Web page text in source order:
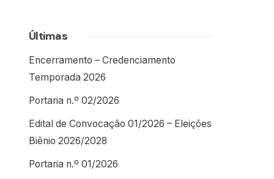
Últimas
Encerramento – Credenciamento
Temporada 2026
Portaria n.º 02/2026
Edital de Convocação 01/2026 – Eleições
Biênio 2026/2028
Portaria n.º 01/2026